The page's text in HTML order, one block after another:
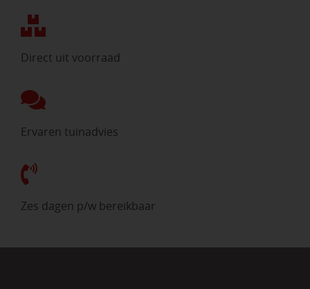
Direct uit voorraad
Ervaren tuinadvies
Zes dagen p/w bereikbaar